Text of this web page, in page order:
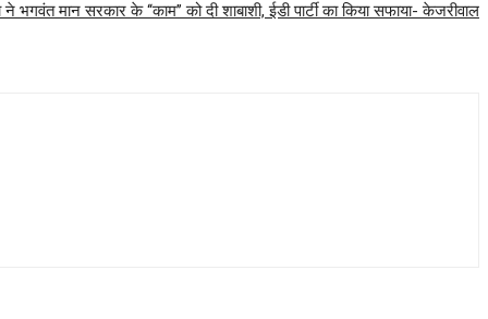
भगवंत मान सरकार के ‘‘काम’’ को दी शाबाशी, ईडी पार्टी का किया सफाया- केजरीवाल